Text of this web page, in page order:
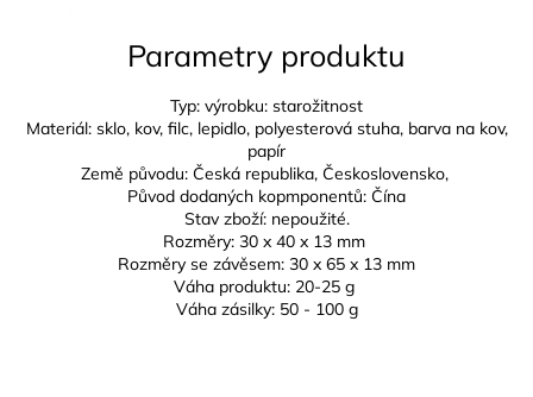
Parametry produktu
Typ: výrobku: starožitnost
Materiál: sklo, kov, filc, lepidlo, polyesterová stuha, barva na kov,
papír
Země původu: Česká republika, Československo,
Původ dodaných kopmponentů: Čína
Stav zboží: nepoužité.
Rozměry: 30 x 40 x 13 mm
Rozměry se závěsem: 30 x 65 x 13 mm
Váha produktu: 20-25 g
Váha zásilky: 50 - 100 g